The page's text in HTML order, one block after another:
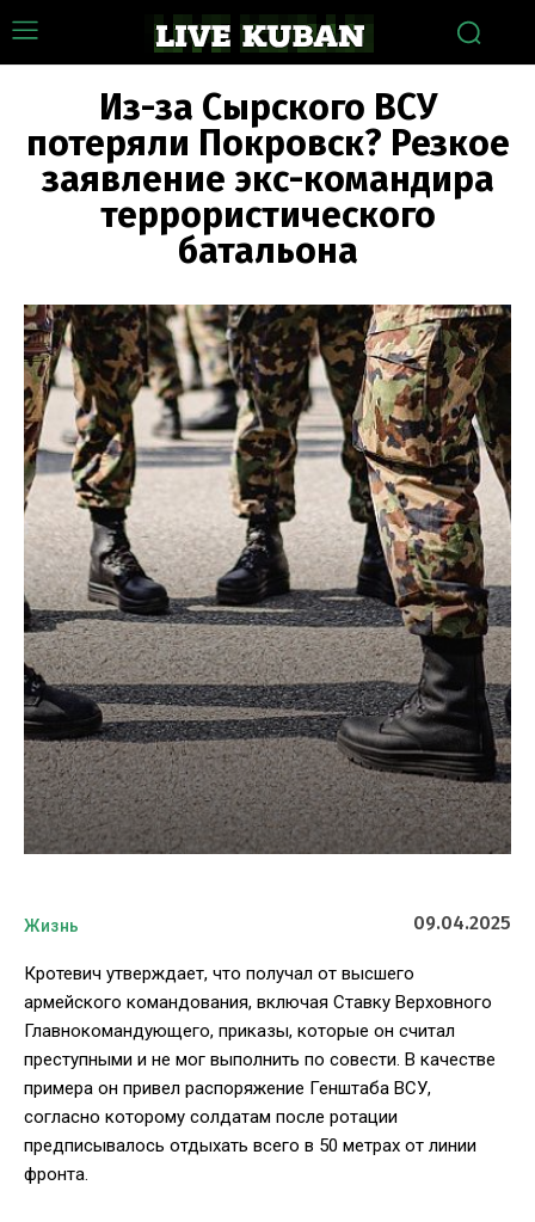
Из-за Сырского ВСУ
потеряли Покровск? Резкое
заявление экс-командира
террористического
батальона
Жизнь 09.04.2025
Кротевич утверждает, что получал от высшего
армейского командования, включая Ставку Верховного
Главнокомандующего, приказы, которые он считал
преступными и не мог выполнить по совести. В качестве
примера он привел распоряжение Генштаба ВСУ,
согласно которому солдатам после ротации
предписывалось отдыхать всего в 50 метрах от линии
фронта.